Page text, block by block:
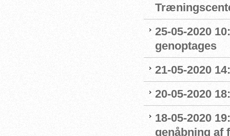
25-05-2020
genoptages
21-05-2020
20-05-2020
18-05-2020
genåbning af